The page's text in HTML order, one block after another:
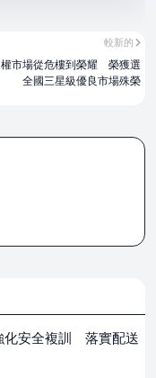
較新的
市場從危樓到榮耀 榮獲選
全國三星級優良市場殊榮
化安全複訓 落實配送